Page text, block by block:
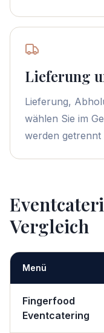
Lieferung
Lieferung,
wählen Sie im
werden getrennt
Vergleich
Menü
Fingerfood
Eventcatering